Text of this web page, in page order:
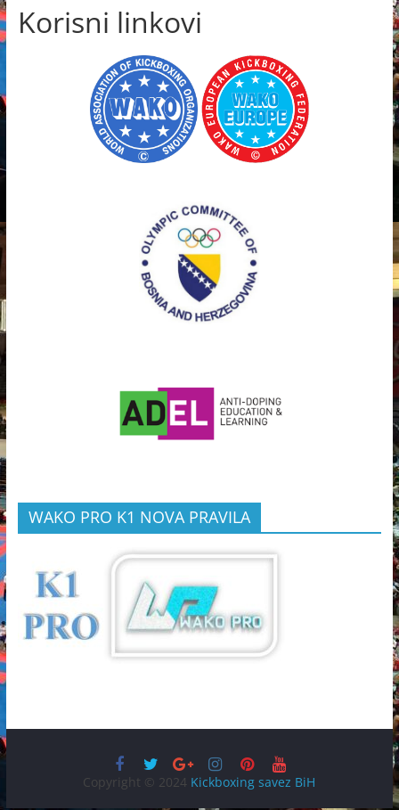
Korisni linkovi
WAKO PRO K1 NOVA PRAVILA
Copyright © 2024 Kickboxing savez BiH